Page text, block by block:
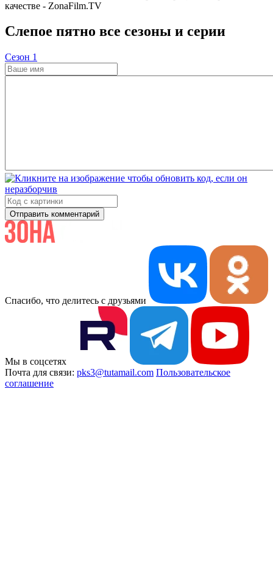
качестве - ZonaFilm.TV
Слепое пятно все сезоны и серии
Cезон 1
Отправить комментарий
Спасибо, что делитесь с друзьями
Мы в соцсетях
Почта для связи: pks3@tutamail.com Пользовательское
соглашение